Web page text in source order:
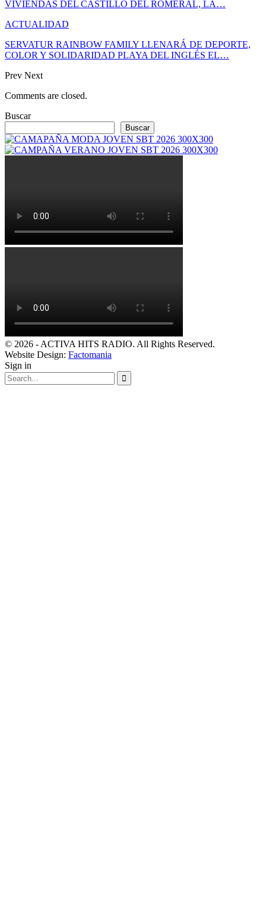
VIVIENDAS DEL CASTILLO DEL ROMERAL, LA…
ACTUALIDAD
SERVATUR RAINBOW FAMILY LLENARÁ DE DEPORTE,
COLOR Y SOLIDARIDAD PLAYA DEL INGLÉS EL…
Prev Next
Comments are closed.
Buscar
Buscar
© 2026 - ACTIVA HITS RADIO. All Rights Reserved.
Website Design: Factomania
Sign in